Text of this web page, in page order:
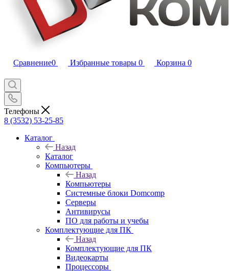
Сравнение0 Избранные товары 0 Корзина 0
Телефоны
8 (3532) 53-25-85
Каталог
Назад
Каталог
Компьютеры
Назад
Компьютеры
Системные блоки Domcomp
Серверы
Антивирусы
ПО для работы и учебы
Комплектующие для ПК
Назад
Комплектующие для ПК
Видеокарты
Процессоры